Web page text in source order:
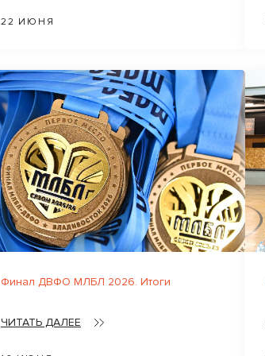
22 ИЮНЯ
Финал ДВФО МЛБЛ 2026. Итоги
ЧИТАТЬ ДАЛЕЕ